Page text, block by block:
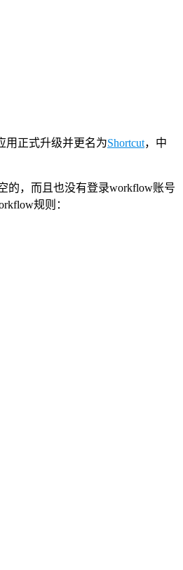
用正式升级并更名为Shortcut，中
的，而且也没有登录workflow账号
规则：